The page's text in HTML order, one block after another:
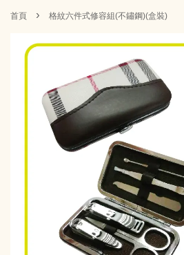
首頁 › 格紋六件式修容組(不鏽鋼)(盒裝)